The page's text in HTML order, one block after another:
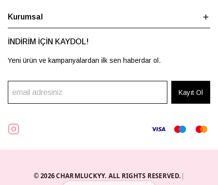
Kurumsal
İNDİRİM İÇİN KAYDOL!
Yeni ürün ve kampanyalardan ilk sen haberdar ol.
Kayıt Ol
© 2026 CHARMLUCKYY. ALL RIGHTS RESERVED. |